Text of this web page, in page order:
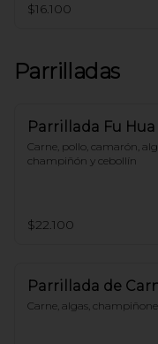
$16.100
Parrilladas
Parrillada Fu Hua
Carne, pollo, camarón,
champiñón y cebollín
$22.100
Parrillada de
Carne, algas,